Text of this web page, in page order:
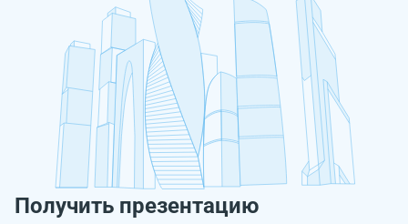
Получить презентацию